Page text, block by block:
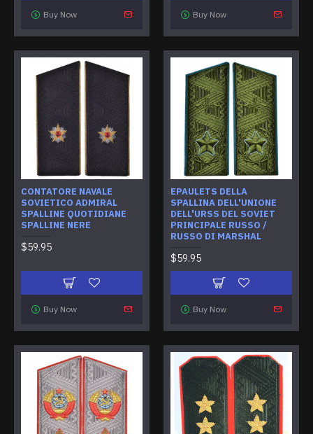
Buy Now Buy Now
CONTATORE NAVALE
SOVIETICO ADMIRAL
SPALLINE QUOTIDIANE
SPALLINE NERE
$59.95
Buy Now
EPAULETS DELLA
SPALLINA DELL'UNIONE
DELL'URSS DEL SOVIET
PRINCIPALE RUSSO /
RUSSO DI MARSHAL
$59.95
Buy Now